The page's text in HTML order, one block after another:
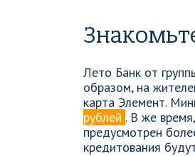
Лето Банк от
образом, на
карта Элемент.
рублей . В же
предусмотрен
кредитования